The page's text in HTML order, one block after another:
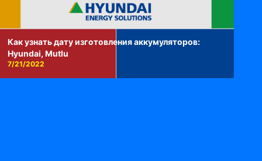
Как узнать дату изготовления аккумуляторов:
Hyundai, Mutlu
7/21/2022